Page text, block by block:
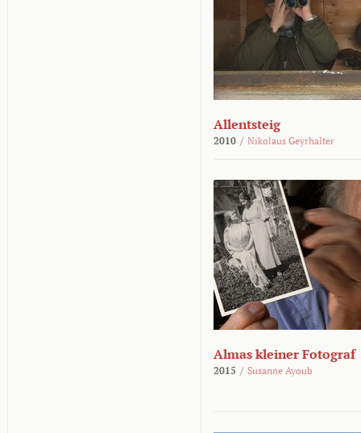
Allentsteig
2010 / Nikolaus Geyrhalter
Almas kleiner Fotograf
2015 / Susanne Ayoub